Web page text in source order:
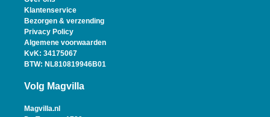
Klantenservice
Bezorgen & verzending
Privacy Policy
Algemene voorwaarden
KvK: 34175067
BTW: NL810819946B01
Volg Magvilla
Magvilla.nl